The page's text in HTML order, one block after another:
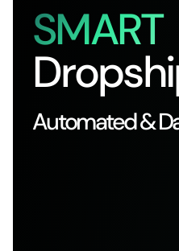
SMART
Automated &